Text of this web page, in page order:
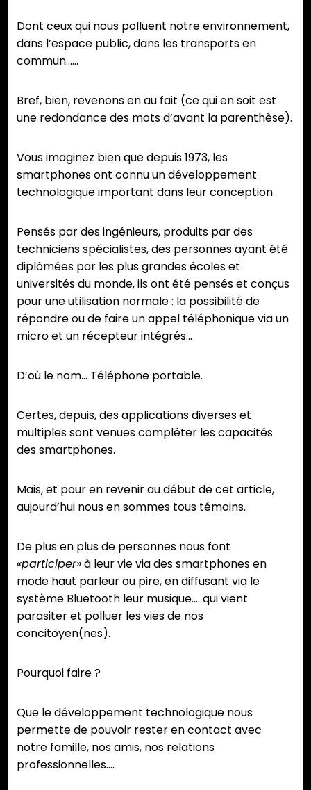
Dont ceux qui nous polluent notre environnement,
dans l’espace public, dans les transports en
commun……
Bref, bien, revenons en au fait (ce qui en soit est
une redondance des mots d’avant la parenthèse).
Vous imaginez bien que depuis 1973, les
smartphones ont connu un développement
technologique important dans leur conception.
Pensés par des ingénieurs, produits par des
techniciens spécialistes, des personnes ayant été
diplômées par les plus grandes écoles et
universités du monde, ils ont été pensés et conçus
pour une utilisation normale : la possibilité de
répondre ou de faire un appel téléphonique via un
micro et un récepteur intégrés…
D’où le nom… Téléphone portable.
Certes, depuis, des applications diverses et
multiples sont venues compléter les capacités
des smartphones.
Mais, et pour en revenir au début de cet article,
aujourd’hui nous en sommes tous témoins.
De plus en plus de personnes nous font
«participer»à leur vie via des smartphones en
mode haut parleur ou pire, en diffusant via le
système Bluetooth leur musique…. qui vient
parasiter et polluer les vies de nos
concitoyen(nes).
Pourquoi faire ?
Que le développement technologique nous
permette de pouvoir rester en contact avec
notre famille, nos amis, nos relations
professionnelles….